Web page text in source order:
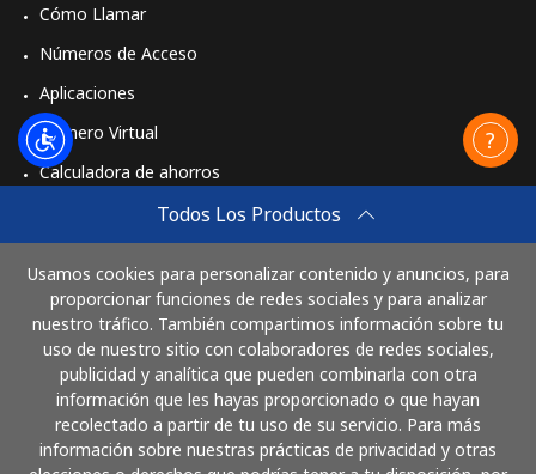
Todos Los Productos
Usamos cookies para personalizar contenido y anuncios, para
proporcionar funciones de redes sociales y para analizar
nuestro tráfico. También compartimos información sobre tu
uso de nuestro sitio con colaboradores de redes sociales,
publicidad y analítica que pueden combinarla con otra
información que les hayas proporcionado o que hayan
recolectado a partir de tu uso de su servicio. Para más
información sobre nuestras prácticas de privacidad y otras
Cómo Llamar
Números de Acceso
Aplicaciones
Número Virtual
Calculadora de ahorros
Comprar
Cómo funciona
Paga con